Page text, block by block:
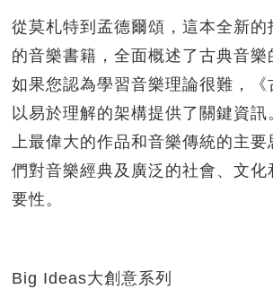
從莫札特到孟德爾頌，這本全新的
的音樂書籍，全面概述了古典音樂
如果您認為學習音樂理論很難，
以易於理解的架構提供了關鍵資訊
上最偉大的作品和音樂傳統的主要
們對音樂經典及廣泛的社會、文化
要性。
Big Ideas大創意系列